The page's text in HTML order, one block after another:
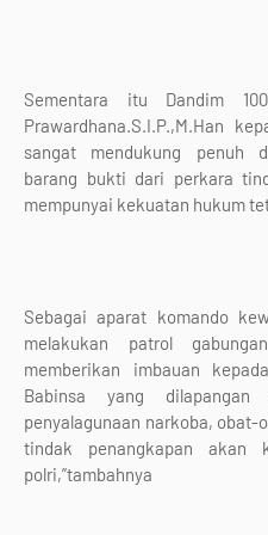
Sementara itu Dandim
Prawardhana.S.I.P.,M.Han
sangat mendukung penuh
barang bukti dari perkara
mempunyai kekuatan hukum
Sebagai aparat komando
melakukan patrol
memberikan imbauan
Babinsa yang
penyalagunaan narkoba, obat-
tindak penangkapan akan
polri,”tambahnya